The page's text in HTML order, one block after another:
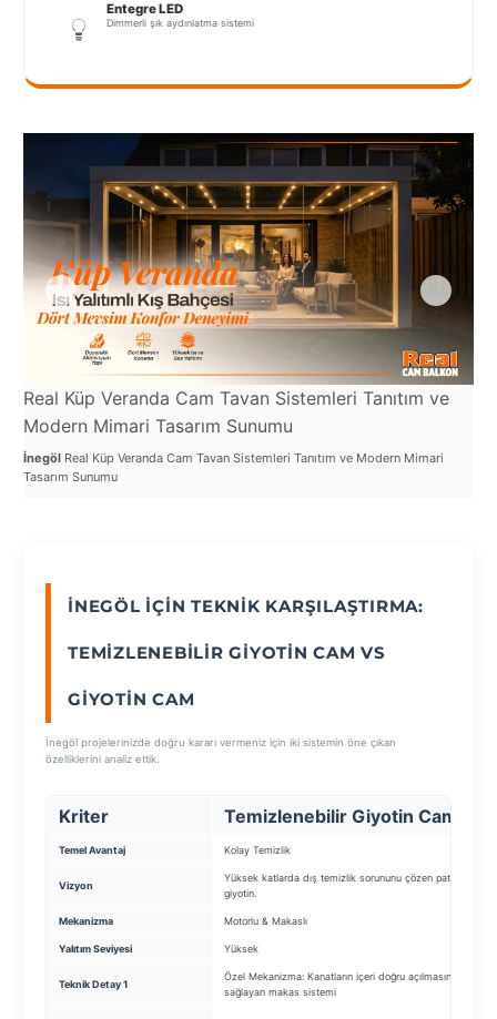
Entegre LED
Dimmerli şık aydınlatma sistemi
Real Küp Veranda Cam Tavan Sistemleri Tanıtım ve
Modern Mimari Tasarım Sunumu
İnegöl Real Küp Veranda Cam Tavan Sistemleri Tanıtım ve Modern Mimari
Tasarım Sunumu
İNEGÖL İÇIN TEKNIK KARŞILAŞTIRMA:
TEMIZLENEBILIR GIYOTIN CAM VS
GIYOTIN CAM
İnegöl projelerinizde doğru kararı vermeniz için iki sistemin öne çıkan
özelliklerini analiz ettik.
Kriter Temizlenebilir Giyotin Cam
Temel Avantaj Kolay Temizlik
Vizyon
Yüksek katlarda dış temizlik sorununu çözen patentli
giyotin.
Mekanizma Motorlu & Makaslı
Yalıtım Seviyesi Yüksek
Teknik Detay 1
Özel Mekanizma: Kanatların içeri doğru açılmasını
sağlayan makas sistemi
Port
Sakarya
Sarajevo
Sivas
switzerland
Tilburg
Van
Yalova
SEÇ